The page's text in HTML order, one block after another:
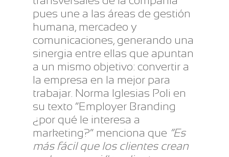
pues une a las áreas de gestión
humana, mercadeo y
comunicaciones, generando una
sinergia entre ellas que apuntan
a un mismo objetivo: convertir a
la empresa en la mejor para
trabajar. Norma Iglesias Poli en
su texto “Employer Branding
¿por qué le interesa a
marketing?” menciona que “Es
más fácil que los clientes crean